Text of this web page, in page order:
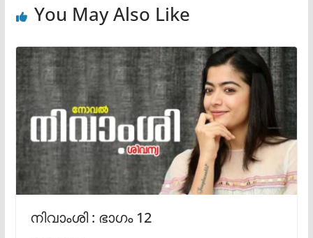
You May Also Like
നിവാംശി : ഭാഗം 12